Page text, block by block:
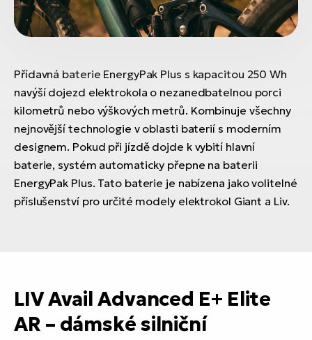
Přídavná baterie EnergyPak Plus s kapacitou 250 Wh
navýší dojezd elektrokola o nezanedbatelnou porci
kilometrů nebo výškových metrů. Kombinuje všechny
nejnovější technologie v oblasti baterií s moderním
designem. Pokud při jízdě dojde k vybití hlavní
baterie, systém automaticky přepne na baterii
EnergyPak Plus. Tato baterie je nabízena jako volitelné
příslušenství pro určité modely elektrokol Giant a Liv.
LIV Avail Advanced E+ Elite
AR – dámské silniční